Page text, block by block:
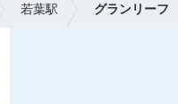
若葉駅 グランリーフ